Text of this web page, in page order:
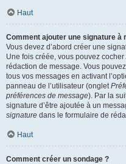
Haut
Comment ajouter une signature à
Vous devez d’abord créer une
Une fois créée, vous pouvez cocher
rédaction de message. Vous
tous vos messages en activant
panneau de l’utilisateur (onglet
préférences de message). Par la
signature d’être ajoutée à un
signature dans le formulaire de
Haut
Comment créer un sondage ?